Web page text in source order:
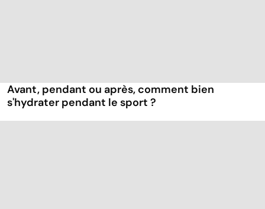
Avant, pendant ou après, comment bien
s'hydrater pendant le sport ?